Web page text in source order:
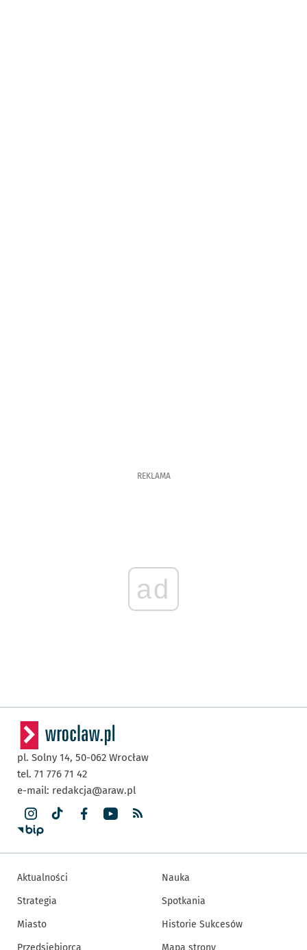
REKLAMA
ad
pl. Solny 14, 50-062 Wrocław
tel. 71 776 71 42
e-mail: redakcja@araw.pl
Aktualności
Strategia
Miasto
Nauka
Spotkania
Historie Sukcesów